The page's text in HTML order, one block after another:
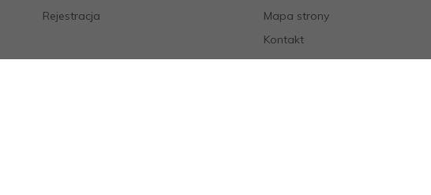
Rejestracja
Mapa strony
Kontakt
Regulamin